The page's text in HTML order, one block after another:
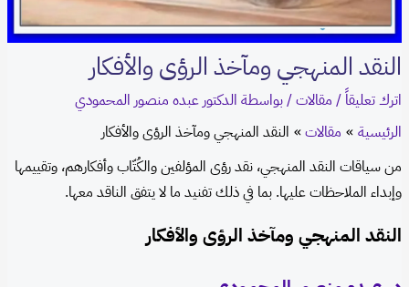
النقد المنهجي ومآخذ الرؤى والأفكار
اترك تعليقاً/ مقالات/ بواسطة الدكتور عبده منصور المحمودي
الرئيسية
مقالات
النقد المنهجي ومآخذ الرؤى والأفكار
من سياقات النقد المنهجي، نقد رؤى المؤلفين والكُتّاب وأفكارهم، وتقييمها
وإبداء الملاحظات عليها. بما في ذلك تفنيد ما لا يتفق الناقد معها.
النقد المنهجي ومآخذ الرؤى والأفكار